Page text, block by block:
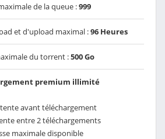
de la queue :999
et d'upload maximal :96 Heures
du torrent :500 Go
premium illimité
avant téléchargement
entre 2 téléchargements
maximale disponible